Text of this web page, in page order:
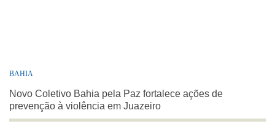
BAHIA
Novo Coletivo Bahia pela Paz fortalece ações de
prevenção à violência em Juazeiro